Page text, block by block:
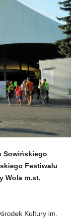
Sowińskiego
Festiwalu
Wola m.st.
Kultury im.